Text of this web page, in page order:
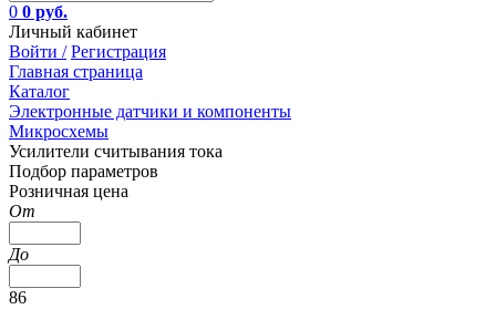
0 0 руб.
Личный кабинет
Войти / Регистрация
Главная страница
Каталог
Электронные датчики и компоненты
Микросхемы
Усилители считывания тока
Подбор параметров
Розничная цена
От
До
86